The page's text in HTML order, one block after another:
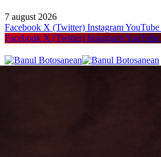
7 august 2026
Facebook X (Twitter) InstagramYouTube
Facebook X (Twitter) InstagramYouTube